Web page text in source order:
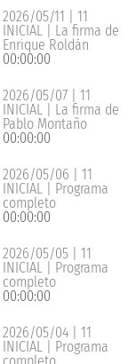
2026/05/11 | 11
INICIAL | La firma de
Enrique Roldán
00:00:00
2026/05/07 | 11
INICIAL | La firma de
Pablo Montaño
00:00:00
2026/05/06 | 11
INICIAL | Programa
completo
00:00:00
2026/05/05 | 11
INICIAL | Programa
completo
00:00:00
2026/05/04 | 11
INICIAL | Programa